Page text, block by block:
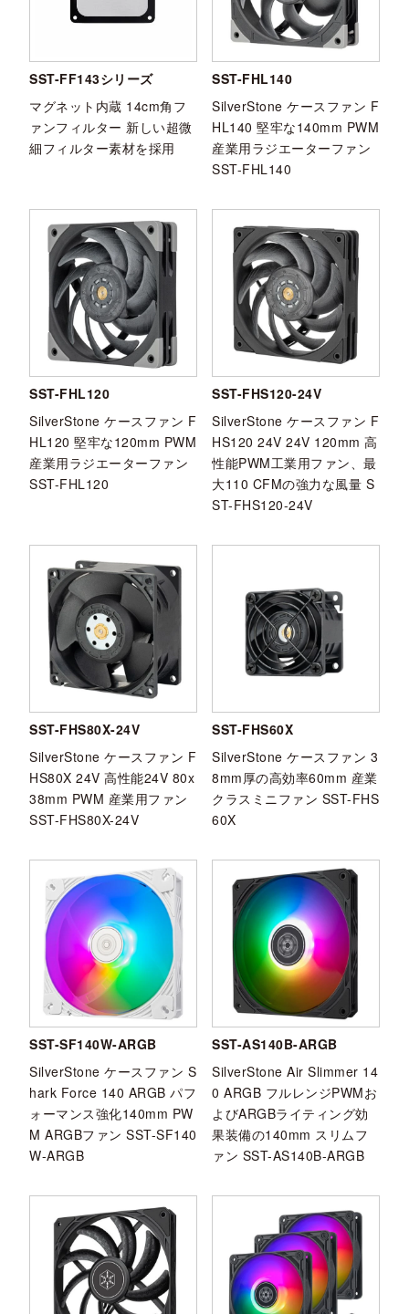
SST-FF143シリーズ
マグネット内蔵 14cm角フ
ァンフィルター 新しい超微
細フィルター素材を採用
SST-FHL140
SilverStone ケースファン F
HL140 堅牢な140mm PWM
産業用ラジエーターファン
SST-FHL140
SST-FHL120
SilverStone ケースファン F
HL120 堅牢な120mm PWM
産業用ラジエーターファン
SST-FHL120
SST-FHS120-24V
SilverStone ケースファン F
HS120 24V 24V 120mm 高
性能PWM工業用ファン、最
大110 CFMの強力な風量 S
ST-FHS120-24V
SST-FHS80X-24V
SilverStone ケースファン F
HS80X 24V 高性能24V 80x
38mm PWM 産業用ファン
SST-FHS80X-24V
SST-FHS60X
SilverStone ケースファン 3
8mm厚の高効率60mm 産業
クラスミニファン SST-FHS
60X
SST-SF140W-ARGB
SilverStone ケースファン S
hark Force 140 ARGB パフ
ォーマンス強化140mm PW
M ARGBファン SST-SF140
W-ARGB
SST-AS140B-ARGB
SilverStone Air Slimmer 14
0 ARGB フルレンジPWMお
よびARGBライティング効
果装備の140mm スリムフ
ァン SST-AS140B-ARGB